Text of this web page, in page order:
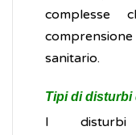
complesse
sanitario.
Tipi di disturbi
I